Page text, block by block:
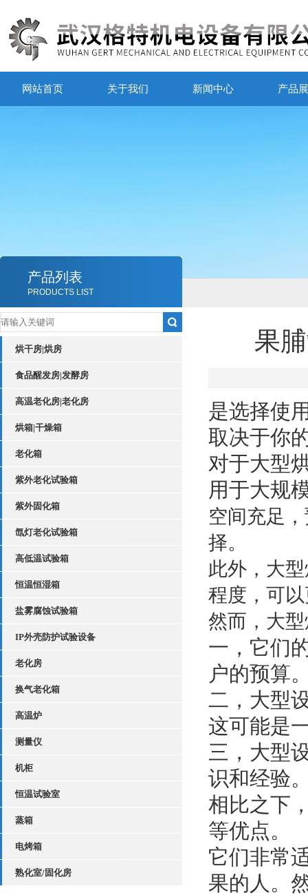
网站首页 关于我们 新闻中心 产品
产品列表
PRODUCTS LIST
烘干房|烘房
食品醒发房|发酵房
高温老化房|老化房
烘箱|干燥箱
老化箱
紫外老化试验箱
紫外固化箱
氙灯老化试验箱
高低温试验箱
恒温恒湿箱
盐雾腐蚀试验箱
IP外壳防护试验设备
老化房
换气老化箱
高温炉
测量仪
机柜
恒温试验室
蒸箱
电烤箱
熟化室/固化房
果
是选择使
取决于你
对于大型
用于大规
空间充足
择。
此外，大
程度，可
然而，大
一，它们
户的预算
二，大型
这可能是
三，大型
识和经验
相比之下
等优点。
它们非常
果的人。